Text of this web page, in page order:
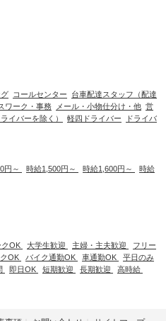
コールセンター
台車配達スタッフ（配達
ワーク・事務 メール・小物仕分け・他 営
イバーを除く） 軽四ドライバー
ドライバ
円～ 時給1,500円～ 時給1,600円～
時給
クOK 大学生歓迎 主婦・主夫歓迎
フリー
OK バイク通勤OK 車通勤OK
平日のみ
即日OK 短期歓迎 長期歓迎 高時給